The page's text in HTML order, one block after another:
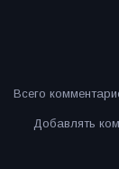
Всего
Добавлять